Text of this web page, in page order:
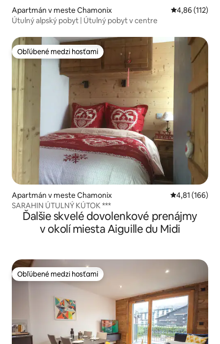
Apartmán v meste Chamonix Priemerné
4,86 (112)
Útulný alpský pobyt | Útulný pobyt v centre
Obľúbené medzi hosťami
Obľúbené medzi hosťami
Apartmán v meste Chamonix Priemerné
4,81 (166)
SARAHIN ÚTULNÝ KÚTOK ***
Ďalšie skvelé dovolenkové prenájmy
v okolí miesta Aiguille du Midi
Obľúbené medzi hosťami
Obľúbené medzi hosťami